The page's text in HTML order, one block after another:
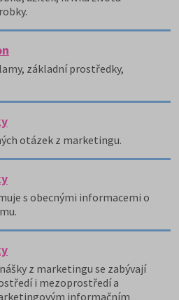
základní prostředky,
otázek z marketingu.
s obecnými informacemi o
z marketingu se zabývají
i mezoprostředí a
informačním